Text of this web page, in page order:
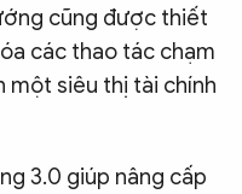
cũng được thiết
các thao tác chạm
một siêu thị tài chính
3.0 giúp nâng cấp